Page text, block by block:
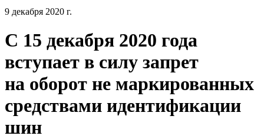
9 декабря 2020 г.
С 15 декабря 2020 года
вступает в силу запрет
на оборот не маркированных
средствами идентификации
шин